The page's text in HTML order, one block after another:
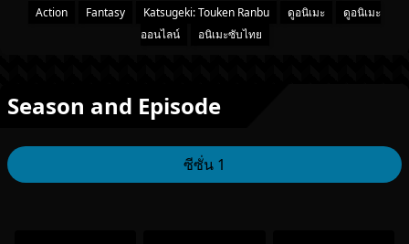
Action Fantasy Katsugeki: Touken Ranbu ดูอนิเมะ
ดูอนิเมะ
ออนไลน์
อนิเมะซับไทย
Season and Episode
ซีซั่น 1